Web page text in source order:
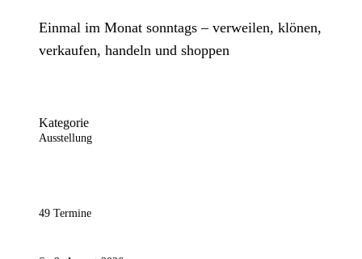
Einmal im Monat sonntags – verweilen, klönen,
verkaufen, handeln und shoppen
Kategorie
Ausstellung
49 Termine